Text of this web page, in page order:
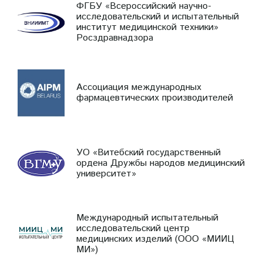
ФГБУ «Всероссийский научно-
исследовательский и испытательный
институт медицинской техники»
Росздравнадзора
Ассоциация международных
фармацевтических производителей
УО «Витебский государственный
ордена Дружбы народов медицинский
университет»
Международный испытательный
исследовательский центр
медицинских изделий (ООО «МИИЦ
МИ»)